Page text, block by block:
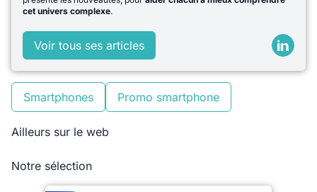
cet univers complexe.
Voir tous ses articles
Smartphones Promo smartphone
Ailleurs sur le web
Notre sélection